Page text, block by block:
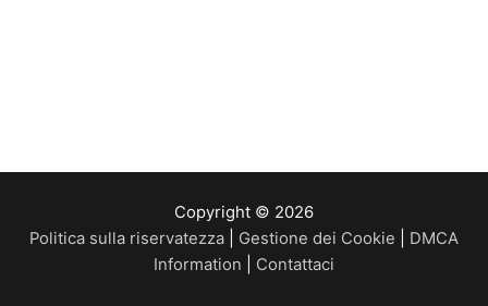
Copyright © 2026
Politica sulla riservatezza
Gestione dei Cookie
DMCA
Information
Contattaci